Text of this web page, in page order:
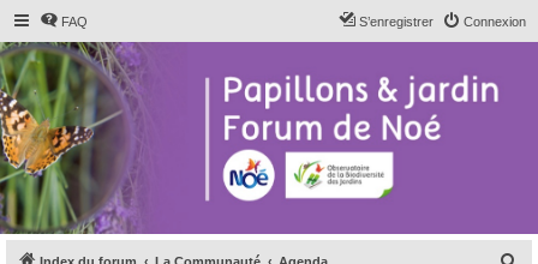
FAQ Connexion
S’enregistrer